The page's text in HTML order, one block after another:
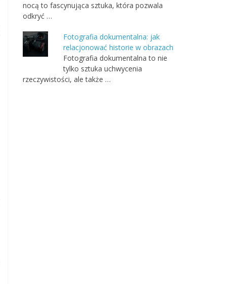
nocą to fascynująca sztuka, która pozwala
odkryć …
Fotografia dokumentalna: jak
relacjonować historie w obrazach
Fotografia dokumentalna to nie
tylko sztuka uchwycenia
rzeczywistości, ale także …